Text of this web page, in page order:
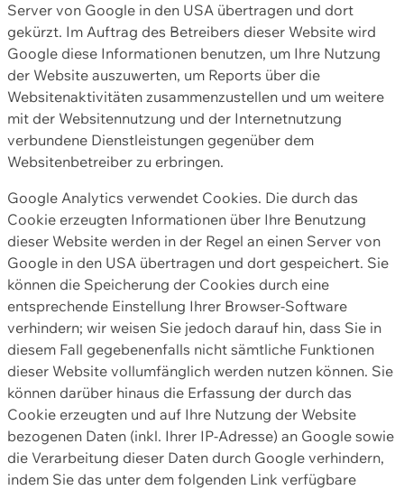
Server von Google in den USA übertragen und dort
gekürzt. Im Auftrag des Betreibers dieser Website wird
Google diese Informationen benutzen, um Ihre Nutzung
der Website auszuwerten, um Reports über die
Websitenaktivitäten zusammenzustellen und um weitere
mit der Websitennutzung und der Internetnutzung
verbundene Dienstleistungen gegenüber dem
Websitenbetreiber zu erbringen.
Google Analytics verwendet Cookies. Die durch das
Cookie erzeugten Informationen über Ihre Benutzung
dieser Website werden in der Regel an einen Server von
Google in den USA übertragen und dort gespeichert. Sie
können die Speicherung der Cookies durch eine
entsprechende Einstellung Ihrer Browser-Software
verhindern; wir weisen Sie jedoch darauf hin, dass Sie in
diesem Fall gegebenenfalls nicht sämtliche Funktionen
dieser Website vollumfänglich werden nutzen können. Sie
können darüber hinaus die Erfassung der durch das
Cookie erzeugten und auf Ihre Nutzung der Website
bezogenen Daten (inkl. Ihrer IP-Adresse) an Google sowie
die Verarbeitung dieser Daten durch Google verhindern,
indem Sie das unter dem folgenden Link verfügbare